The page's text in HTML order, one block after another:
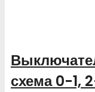
схема 0-1,